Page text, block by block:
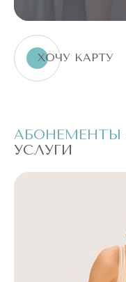
ХОЧУ КАРТУ
АБОНЕМЕНТЫ
УСЛУГИ